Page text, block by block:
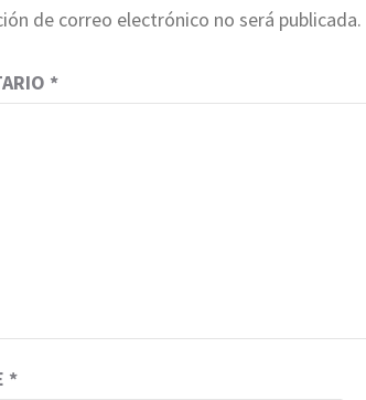
de correo electrónico no será publicada.
*
*